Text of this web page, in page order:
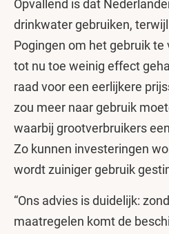
Opvallend is dat
drinkwater gebruiken,
Pogingen om het gebruik
tot nu toe weinig effect
raad voor een eerlijkere
zou meer naar gebruik
waarbij grootverbruikers
Zo kunnen investeringen
wordt zuiniger gebruik
“Ons advies is duidelijk:
maatregelen komt de